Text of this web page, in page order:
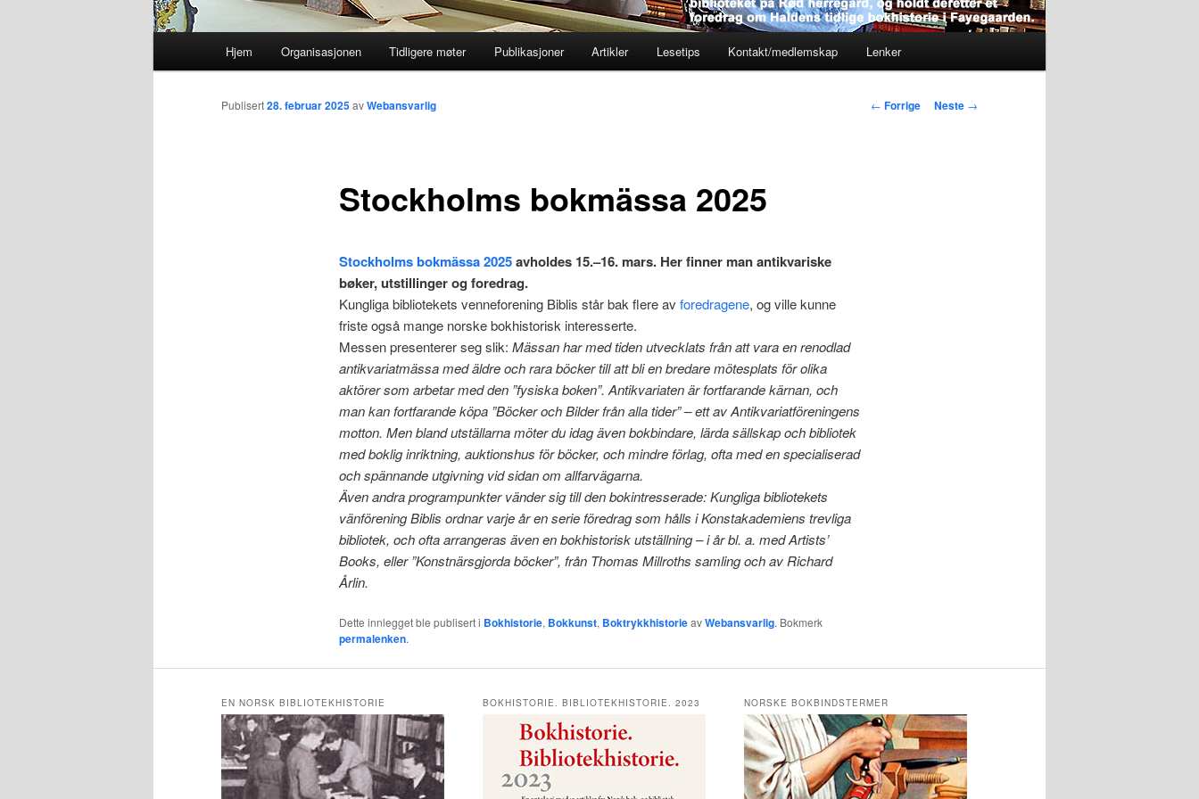
Gå
direkte
Hjem Organisasjonen Tidligere møter Publikasjoner Artikler Lesetips Kontakt/medlemskap Lenker
Innleggsnavigasjon
← Forrige Neste →
Stockholms bokmässa 2025
Publisert28. februar 2025avWebansvarlig
Stockholms bokmässa 2025avholdes 15.–16. mars. Her finner man antikvariske
bøker, utstillinger og foredrag.
Kungliga bibliotekets venneforening Biblis står bak flere av foredragene, og ville kunne
friste også mange norske bokhistorisk interesserte.
Messen presenterer seg slik: Mässan har med tiden utvecklats från att vara en renodlad
antikvariatmässa med äldre och rara böcker till att bli en bredare mötesplats för olika
aktörer som arbetar med den ”fysiska boken”. Antikvariaten är fortfarande kärnan, och
man kan fortfarande köpa ”Böcker och Bilder från alla tider” – ett av Antikvariatföreningens
motton. Men bland utställarna möter du idag även bokbindare, lärda sällskap och bibliotek
med boklig inriktning, auktionshus för böcker, och mindre förlag, ofta med en specialiserad
och spännande utgivning vid sidan om allfarvägarna.
Även andra programpunkter vänder sig till den bokintresserade: Kungliga bibliotekets
vänförening Biblis ordnar varje år en serie föredrag som hålls i Konstakademiens trevliga
bibliotek, och ofta arrangeras även en bokhistorisk utställning – i år bl. a. med Artists’
Books, eller ”Konstnärsgjorda böcker”, från Thomas Millroths samling och av Richard
Årlin.
Dette innlegget ble publisert i Bokhistorie, Bokkunst, BoktrykkhistorieavWebansvarlig. Bokmerk
permalenken.
EN NORSK BIBLIOTEKHISTORIE BOKHISTORIE. BIBLIOTEKHISTORIE. 2023 NORSKE BOKBINDSTERMER